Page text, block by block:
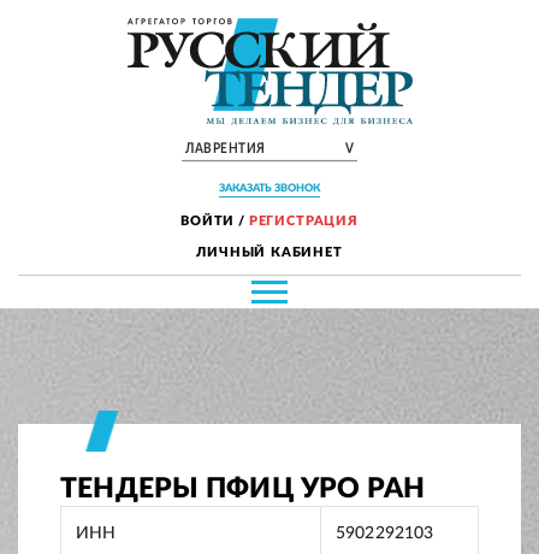
ЛАВРЕНТИЯ V
ЗАКАЗАТЬ ЗВОНОК
ВОЙТИ / РЕГИСТРАЦИЯ
ЛИЧНЫЙ КАБИНЕТ
ТЕНДЕРЫ ПФИЦ УРО РАН
ИНН 5902292103